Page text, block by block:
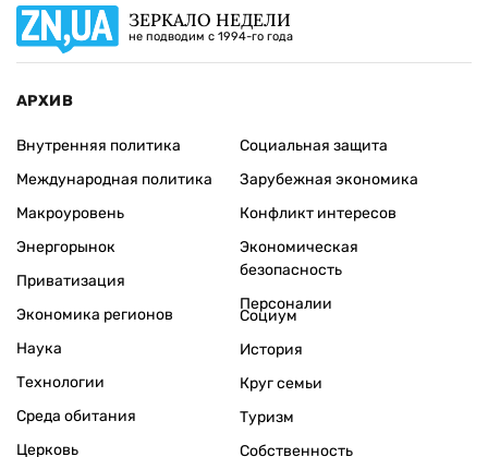
ЗЕРКАЛО НЕДЕЛИ
не подводим с 1994-го года
АРХИВ
Внутренняя политика
Международная политика
Макроуровень
Энергорынок
Приватизация
Экономика регионов
Социальная защита
Зарубежная экономика
Конфликт интересов
Экономическая
безопасность
Персоналии
Наука
Технологии
Среда обитания
Церковь
Социум
История
Круг семьи
Туризм
Собственность